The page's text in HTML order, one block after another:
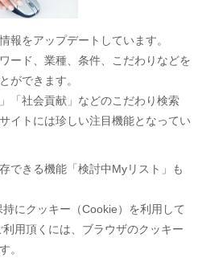
報をアップデートしています。
ード、業種、条件、こだわりなどを
ができます。
「社会貢献」などのこだわり検索
イトには珍しい注目機能となってい
できる機能「検討中Myリスト」も
にクッキー（Cookie）を利用して
用頂くには、ブラウザのクッキー
。